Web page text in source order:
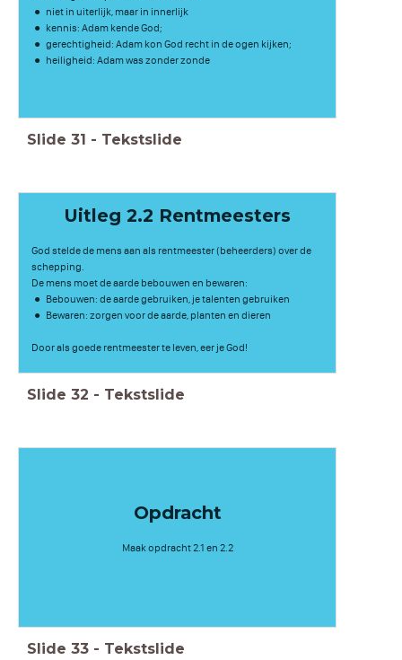
niet in uiterlijk, maar in innerlijk
kennis: Adam kende God;
gerechtigheid: Adam kon God recht in de ogen kijken;
heiligheid: Adam was zonder zonde
Slide 31 - Tekstslide
Uitleg 2.2 Rentmeesters
God stelde de mens aan als rentmeester (beheerders) over de
schepping.
De mens moet de aarde bebouwen en bewaren:
Bebouwen: de aarde gebruiken, je talenten gebruiken
Bewaren: zorgen voor de aarde, planten en dieren
Door als goede rentmeester te leven, eer je God!
Slide 32 - Tekstslide
Opdracht
Maak opdracht 2.1 en 2.2
Slide 33 - Tekstslide